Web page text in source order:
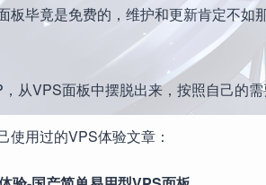
板毕竟是免费的，维护和更新肯定不
从VPS面板中摆脱出来，按照自己的需
用过的VPS体验文章：